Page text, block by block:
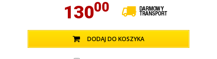
13000
DODAJ DO KOSZYKA